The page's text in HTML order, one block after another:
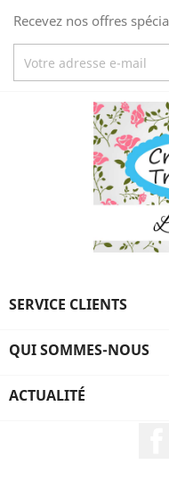
Recevez nos offres
SERVICE CLIENTS
QUI SOMMES-NOUS
ACTUALITÉ